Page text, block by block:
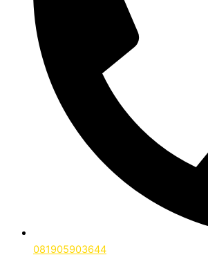
081905903644